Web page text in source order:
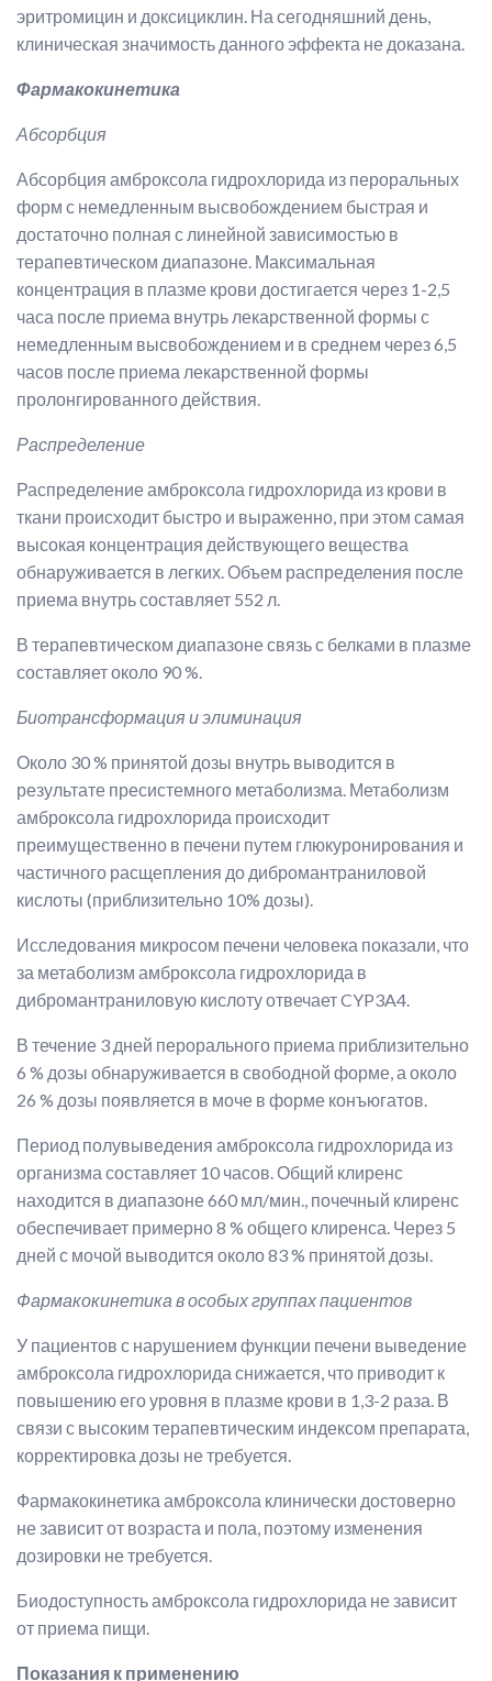
эритромицин и доксициклин. На сегодняшний день,
клиническая значимость данного эффекта не доказана.
Фармакокинетика
Абсорбция
Абсорбция амброксола гидрохлорида из пероральных
форм с немедленным высвобождением быстрая и
достаточно полная с линейной зависимостью в
терапевтическом диапазоне. Максимальная
концентрация в плазме крови достигается через 1-2,5
часа после приема внутрь лекарственной формы с
немедленным высвобождением и в среднем через 6,5
часов после приема лекарственной формы
пролонгированного действия.
Распределение
Распределение амброксола гидрохлорида из крови в
ткани происходит быстро и выраженно, при этом самая
высокая концентрация действующего вещества
обнаруживается в легких. Объем распределения после
приема внутрь составляет 552 л.
В терапевтическом диапазоне связь с белками в плазме
составляет около 90 %.
Биотрансформация и элиминация
Около 30 % принятой дозы внутрь выводится в
результате пресистемного метаболизма. Метаболизм
амброксола гидрохлорида происходит
преимущественно в печени путем глюкуронирования и
частичного расщепления до дибромантраниловой
кислоты (приблизительно 10% дозы).
Исследования микросом печени человека показали, что
за метаболизм амброксола гидрохлорида в
дибромантраниловую кислоту отвечает CYP3A4.
В течение 3 дней перорального приема приблизительно
6 % дозы обнаруживается в свободной форме, а около
26 % дозы появляется в моче в форме конъюгатов.
Период полувыведения амброксола гидрохлорида из
организма составляет 10 часов. Общий клиренс
находится в диапазоне 660 мл/мин., почечный клиренс
обеспечивает примерно 8 % общего клиренса. Через 5
дней с мочой выводится около 83 % принятой дозы.
Фармакокинетика в особых группах пациентов
У пациентов с нарушением функции печени выведение
амброксола гидрохлорида снижается, что приводит к
повышению его уровня в плазме крови в 1,3-2 раза. В
связи с высоким терапевтическим индексом препарата,
корректировка дозы не требуется.
Фармакокинетика амброксола клинически достоверно
не зависит от возраста и пола, поэтому изменения
дозировки не требуется.
Биодоступность амброксола гидрохлорида не зависит
от приема пищи.
Показания к применению